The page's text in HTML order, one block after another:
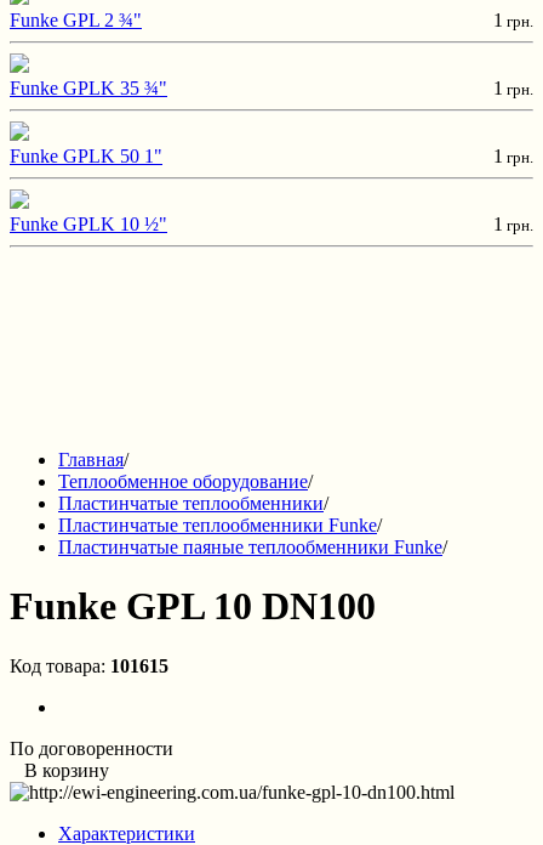
Funke GPL 2 ¾" 1 грн.
Funke GPLK 35 ¾" 1 грн.
Funke GPLK 50 1" 1 грн.
Funke GPLK 10 ½" 1 грн.
Главная/
Теплообменное оборудование/
Пластинчатые теплообменники/
Пластинчатые теплообменники Funke/
Пластинчатые паяные теплообменники Funke/
Funke GPL 10 DN100
Код товара: 101615
По договоренности
В корзину
Характеристики